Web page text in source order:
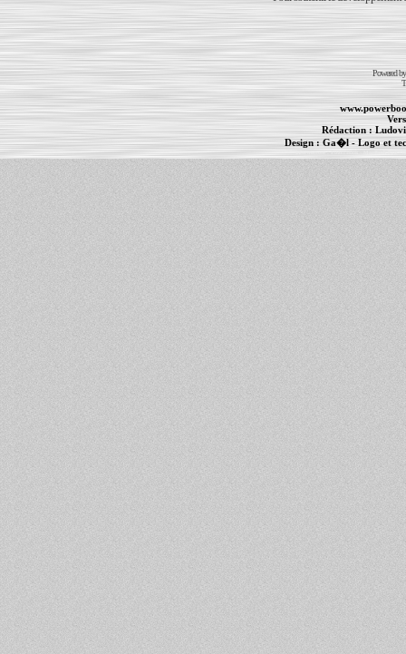
Powered
Rédaction :
Design : Ga�l- Logo et
Informations :